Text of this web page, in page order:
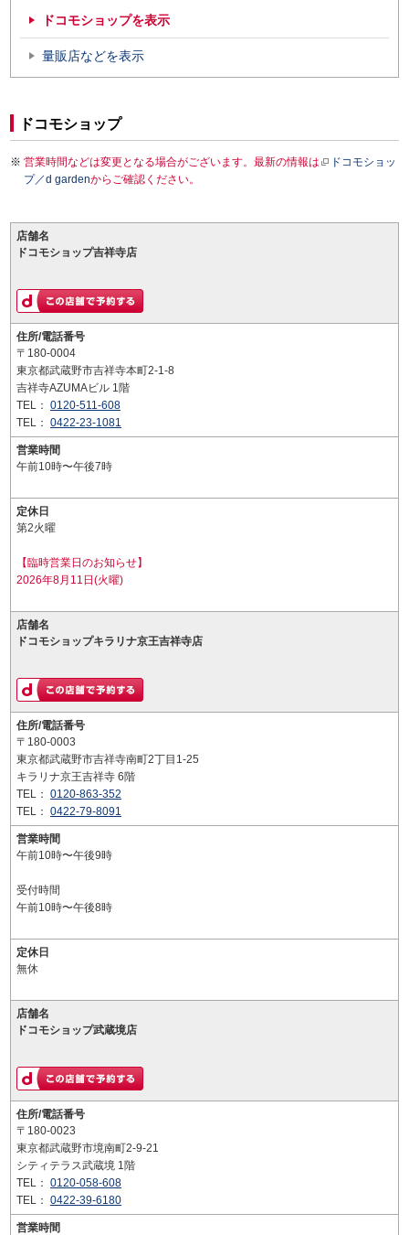
ドコモショップを表示
量販店などを表示
ドコモショップ
営業時間などは変更となる場合がございます。最新の情報は
ドコモショッ
プ／d gardenからご確認ください。
店舗名
ドコモショップ吉祥寺店
住所/電話番号
〒180-0004
東京都武蔵野市吉祥寺本町2-1-8
吉祥寺AZUMAビル 1階
TEL： 0120-511-608
TEL： 0422-23-1081
営業時間
午前10時〜午後7時
定休日
第2火曜
【臨時営業日のお知らせ】
2026年8月11日(火曜)
店舗名
ドコモショップキラリナ京王吉祥寺店
住所/電話番号
〒180-0003
東京都武蔵野市吉祥寺南町2丁目1-25
キラリナ京王吉祥寺 6階
TEL： 0120-863-352
TEL： 0422-79-8091
営業時間
午前10時〜午後9時
受付時間
午前10時〜午後8時
定休日
無休
店舗名
ドコモショップ武蔵境店
住所/電話番号
〒180-0023
東京都武蔵野市境南町2-9-21
シティテラス武蔵境 1階
TEL： 0120-058-608
TEL： 0422-39-6180
営業時間